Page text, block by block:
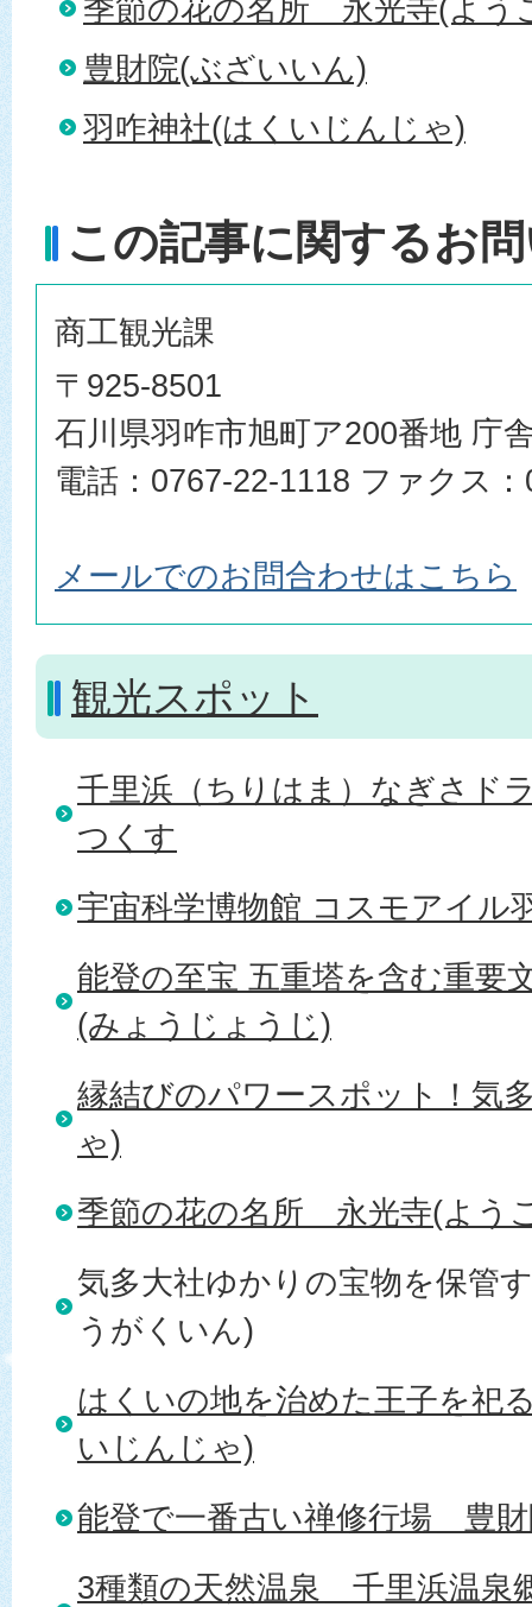
季節の花の名所＿永光寺(よう
豊財院(ぶざいいん)
羽咋神社(はくいじんじゃ)
この記事に関するお
商工観光課
〒925-8501
石川県羽咋市旭町ア200番地 庁
電話：0767-22-1118 ファクス
メールでのお問合わせはこちら
観光スポット
千里浜（ちりはま）なぎさド
つくす
宇宙科学博物館 コスモアイル
能登の至宝 五重塔を含む重要
(みょうじょうじ)
縁結びのパワースポット！気
ゃ)
季節の花の名所＿永光寺(よう
気多大社ゆかりの宝物を保管
うがくいん)
はくいの地を治めた王子を祀
いじんじゃ)
能登で一番古い禅修行場＿豊
3種類の天然温泉＿千里浜温泉